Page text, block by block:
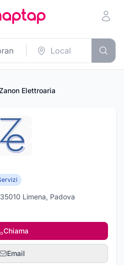
Elettroaria
Limena, Padova
Chiama
Email